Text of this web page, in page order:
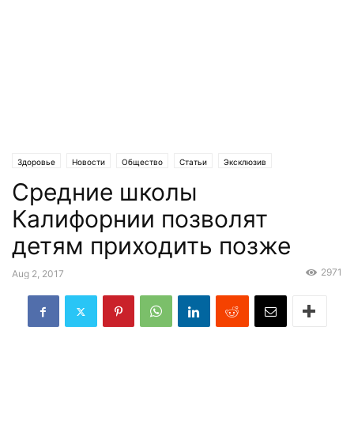
Здоровье Новости Общество Статьи Эксклюзив
Средние школы
Калифорнии позволят
детям приходить позже
Aug 2, 2017 2971